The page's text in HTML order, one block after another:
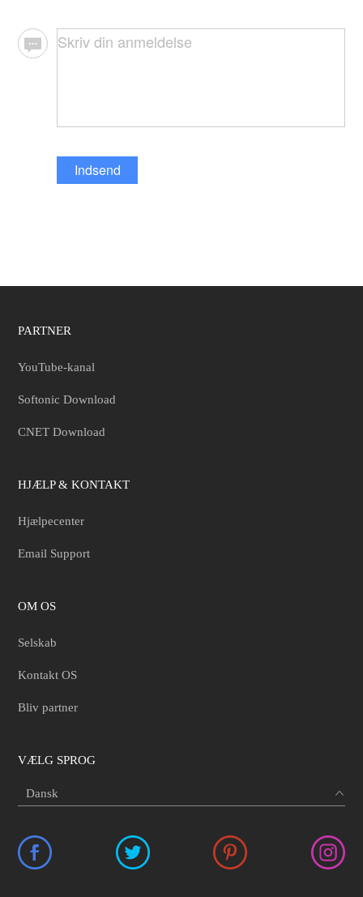
Indsend
PARTNER
YouTube-kanal
Softonic Download
CNET Download
HJÆLP & KONTAKT
Hjælpecenter
Email Support
OM OS
Selskab
Kontakt OS
Bliv partner
VÆLG SPROG